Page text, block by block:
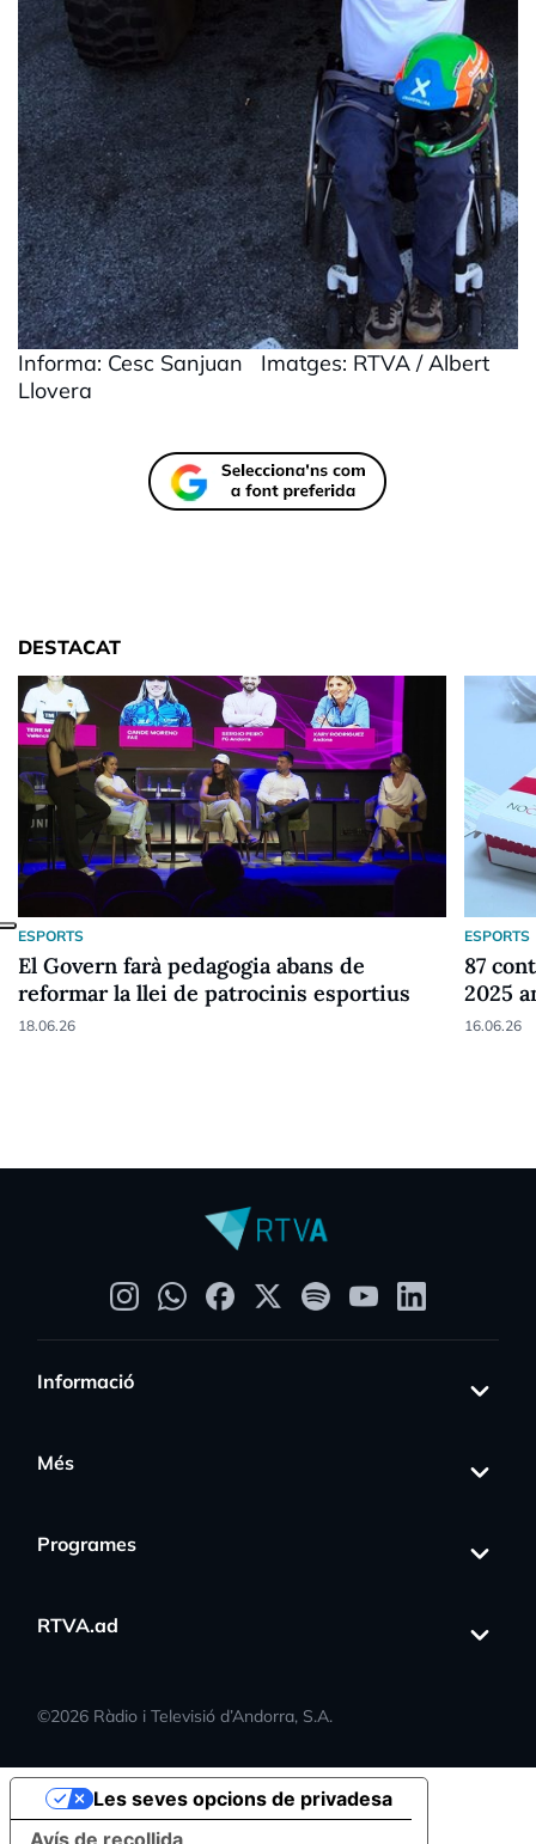
Informa: Cesc Sanjuan Imatges: RTVA / Albert
Llovera
DESTACAT
ESPORTS
El Govern farà pedagogia abans de
reformar la llei de patrocinis esportius
18.06.26
ESPORTS
87
2025
16.06.26
Informació
Més
Programes
RTVA.ad
©2026 Ràdio i Televisió d’Andorra, S.A.
Les seves opcions de privadesa